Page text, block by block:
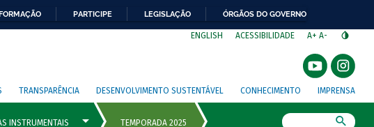
PARTICIPE LEGISLAÇÃO ÓRGÃOS DO GOVERNO
ENGLISH ACESSIBILIDADE A+ A-
TRANSPARÊNCIA DESENVOLVIMENTO SUSTENTÁVEL CONHECIMENTO IMPRENSA